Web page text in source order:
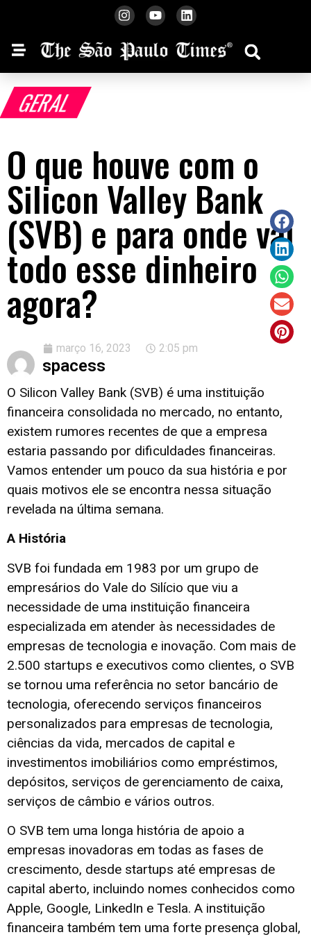
GERAL
O que houve com o
Silicon Valley Bank
(SVB) e para onde vai
todo esse dinheiro
agora?
spacess
março 16, 2023 2:05 pm
O Silicon Valley Bank (SVB) é uma instituição
financeira consolidada no mercado, no entanto,
existem rumores recentes de que a empresa
estaria passando por dificuldades financeiras.
Vamos entender um pouco da sua história e por
quais motivos ele se encontra nessa situação
revelada na última semana.
A História
SVB foi fundada em 1983 por um grupo de
empresários do Vale do Silício que viu a
necessidade de uma instituição financeira
especializada em atender às necessidades de
empresas de tecnologia e inovação. Com mais de
2.500 startups e executivos como clientes, o SVB
se tornou uma referência no setor bancário de
tecnologia, oferecendo serviços financeiros
personalizados para empresas de tecnologia,
ciências da vida, mercados de capital e
investimentos imobiliários como empréstimos,
depósitos, serviços de gerenciamento de caixa,
serviços de câmbio e vários outros.
O SVB tem uma longa história de apoio a
empresas inovadoras em todas as fases de
crescimento, desde startups até empresas de
capital aberto, incluindo nomes conhecidos como
Apple, Google, LinkedIn e Tesla. A instituição
financeira também tem uma forte presença global,